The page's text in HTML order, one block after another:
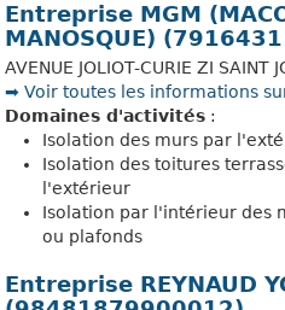
Entreprise MGM
MANOSQUE)
AVENUE JOLIOT-CURIE ZI SAINT
➡️ Voir toutes les informations
Domaines d'activités :
Isolation des murs par
Isolation des toitures
l'extérieur
Isolation par l'intérieur des
ou plafonds
Entreprise REYNAUD